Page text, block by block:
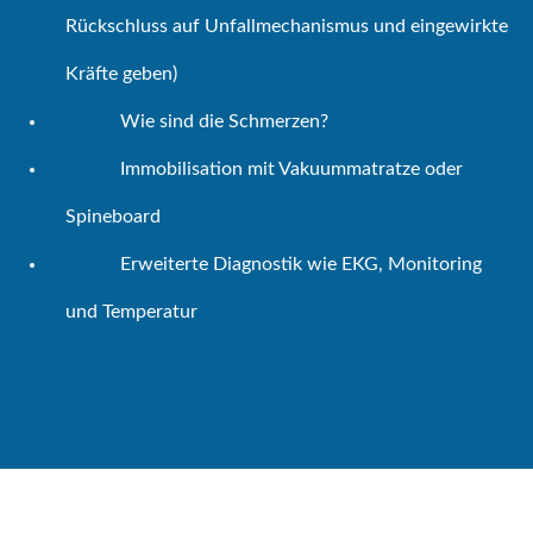
Rückschluss auf Unfallmechanismus und eingewirkte
Kräfte geben)
Wie sind die Schmerzen?
Immobilisation mit Vakuummatratze oder
Spineboard
Erweiterte Diagnostik wie EKG, Monitoring
und Temperatur